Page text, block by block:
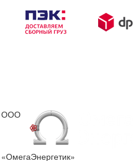
ООО
«ОмегаЭнергетик»